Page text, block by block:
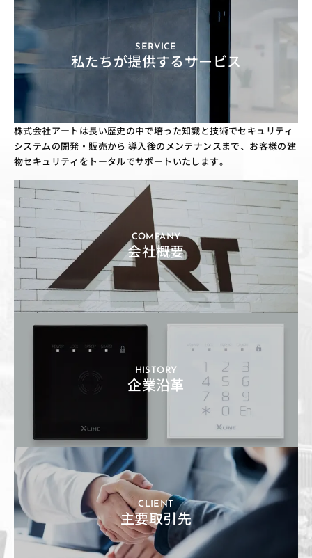
SERVICE
私たちが提供するサービス
株式会社アートは長い歴史の中で培った知識と技術でセキュリティ
システムの開発・販売から 導入後のメンテナンスまで、お客様の建
物セキュリティをトータルでサポートいたします。
COMPANY
会社概要
HISTORY
企業沿革
CLIENT
主要取引先